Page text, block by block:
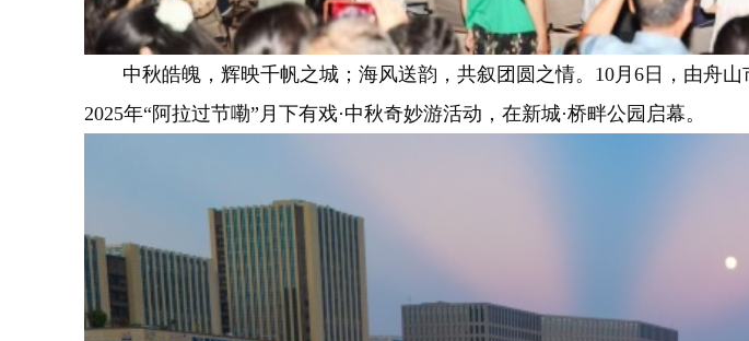
中秋皓魄，辉映千帆之城；海风送韵，共叙团圆之情。10月6日，由舟山
2025年“阿拉过节嘞”月下有戏·中秋奇妙游活动，在新城·桥畔公园启幕。